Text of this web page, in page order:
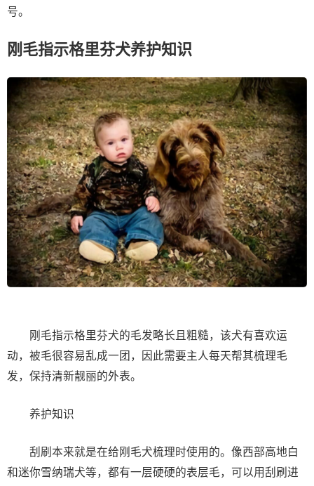
号。
刚毛指示格里芬犬养护知识
刚毛指示格里芬犬的毛发略长且粗糙，该犬有喜欢运
动，被毛很容易乱成一团，因此需要主人每天帮其梳理毛
发，保持清新靓丽的外表。
养护知识
刮刷本来就是在给刚毛犬梳理时使用的。像西部高地白
和迷你雪纳瑞犬等，都有一层硬硬的表层毛，可以用刮刷进